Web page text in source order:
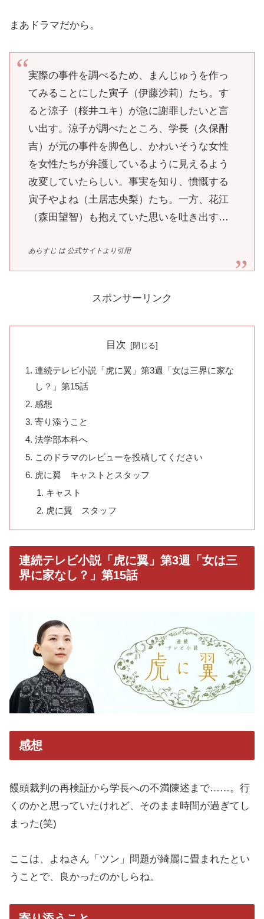
まあドラマだから。
実際の事件を調べるため、まんじゅうを作っ
てみることにした寅子（伊藤沙莉）たち。す
ると涼子（桜井ユキ）が急に謝罪したいと言
い出す。涼子が調べたところ、学長（久保酎
吉）が元の事件を脚色し、かわいそうな女性
を女性たちが弁護しているように見えるよう
改変していたらしい。事実を知り、憤慨する
寅子やよね（土居志央梨）たち。一方、花江
（森田望智）も抱えていた思いを吐き出す…
あらすじ は 公式サイトより引用
スポンサーリンク
目次
連続テレビ小説「虎に翼」第3週「女は三界に家な
し？」第15話
感想
寄り添うこと
法学部本科へ
このドラマのレビューを投稿してください
虎に翼 キャストとスタッフ
キャスト
虎に翼 スタッフ
連続テレビ小説「虎に翼」第3週「女は三
界に家なし？」第15話
感想
饅頭裁判の再検証から学長への不満陳述まで……。行
くのかと思っていたけれど、そのまま時間が過ぎてし
まった(笑)
ここは、よねさん「ツン」問題が綺麗に畳まれたとい
うことで、良かったのかしらね。